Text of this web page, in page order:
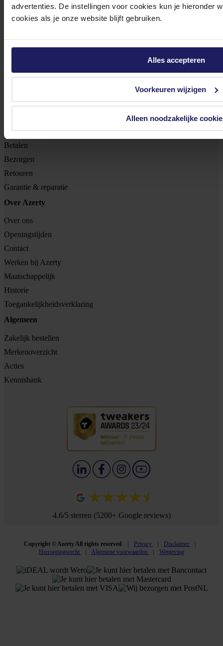
advertenties. De instellingen voor cookies kun je hieronder
cookies als je onze website blijft gebruiken.
Alles accepteren
Voorkeuren wijzigen
Alleen noodzakelijke
Footer
Azerty
Tjalkstraat 4b
Bestellen
Betalen
Bezorgen
Retouren
Garantie & reparatie
Over Azerty
Over ons
Openingstijden
Contact
Werken bij Azerty
Maatschappelijk
Historie
Toegankelijkheidsverklaring
Algemeen
Zakelijk bestellen
Merkenoverzicht
Acties
Kennisbank
4.6/5 sterren (5200+ Google reviews)
Copyright © Azerty All rights reserved Privacy
Disclaimer
Herroepingsrecht
Algemene voorwaarden Wetgeving